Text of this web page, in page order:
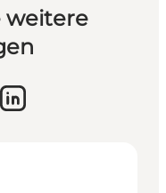
weitere